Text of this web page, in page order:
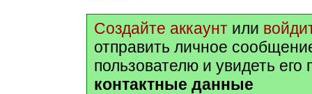
Создайте аккаунт или
отправить личное
пользователю и увидеть его
контактные данные